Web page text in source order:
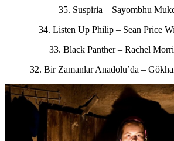
35. Suspiria – Sayombhu
34. Listen Up Philip – Sean Price
33. Black Panther – Rachel
32. Bir Zamanlar Anadolu’da –